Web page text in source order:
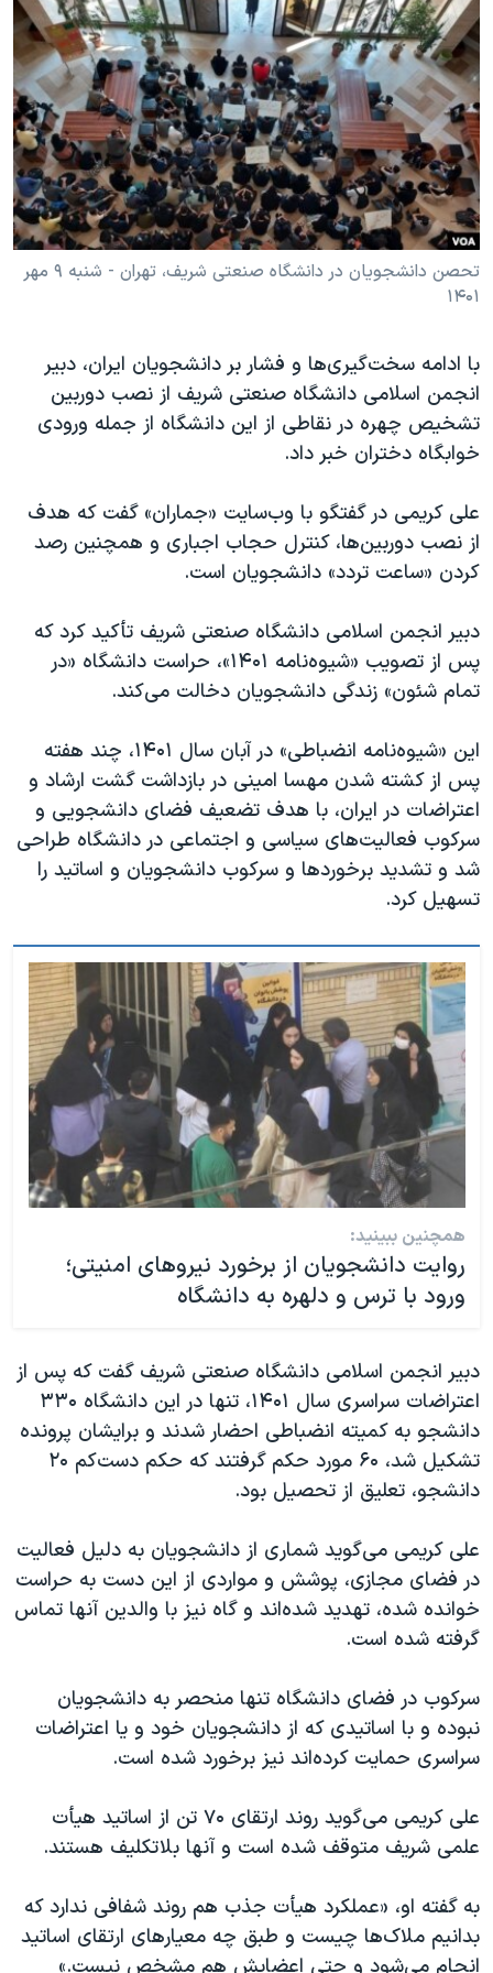
فرهنگ و زندگی
حقوق شهروندی
اقتصادی
علم و فناوری
اسرائیل در جنگ
گالری عکس
مستندها
انتخابات ریاست جمهوری آمریکا ۲۰۲۴
حمله جمهوری اسلامی به اسرائیل
رمز مهسا
ورزش زنان در ایران
اعتراضات زن، زندگی، آزادی
مجموعه مستندهای دادخواهی
تریبونال مردمی آبان ۹۸
چهل سال گروگان‌گیری
قانون شفافیت دارائی کادر رهبری ایران
اعتراضات مردمی آبان ۹۸
نرگس محمدی برنده جایزه نوبل صلح
همایش محافظه‌کاران آمریکا «سی‌پک»
سفر پرزیدنت ترامپ به چین
دنبال کنید
زبانهای مختلف
تحصن دانشجویان در دانشگاه صنعتی شریف، تهران - شنبه ۹ مهر
۱۴۰۱
با ادامه سخت‌گیری‌ها و فشار بر دانشجویان ایران، دبیر
انجمن اسلامی دانشگاه صنعتی شریف از نصب دوربین
تشخیص چهره در نقاطی از این دانشگاه از جمله ورودی
خوابگاه دختران خبر داد.
علی کریمی در گفتگو با وب‌سایت «جماران» گفت که هدف
از نصب دوربین‌ها، کنترل حجاب اجباری و همچنین رصد
کردن «ساعت تردد» دانشجویان است.
دبیر انجمن اسلامی دانشگاه صنعتی شریف تأکید کرد که
پس از تصویب «شیوه‌نامه ۱۴۰۱»، حراست دانشگاه «در
تمام شئون» زندگی دانشجویان دخالت می‌کند.
این «شیوه‌نامه انضباطی» در آبان سال ۱۴۰۱، چند هفته
پس از کشته شدن مهسا امینی در بازداشت گشت ارشاد و
اعتراضات در ایران، با هدف تضعیف فضای دانشجویی و
سرکوب فعالیت‌های سیاسی و اجتماعی در دانشگاه طراحی
شد و تشدید برخوردها و سرکوب دانشجویان و اساتید را
تسهیل کرد.
همچنین ببینید:
روایت دانشجویان از برخورد نیروهای امنیتی؛
ورود با ترس و دلهره به دانشگاه
دبیر انجمن اسلامی دانشگاه صنعتی شریف گفت که پس از
اعتراضات سراسری سال ۱۴۰۱، تنها در این دانشگاه ۳۳۰
دانشجو به کمیته انضباطی احضار شدند و برایشان پرونده
تشکیل شد، ۶۰ مورد حکم گرفتند که حکم دست‌کم ۲۰
دانشجو، تعلیق از تحصیل بود.
علی کریمی می‌گوید شماری از دانشجویان به دلیل فعالیت
در فضای مجازی، پوشش و مواردی از این دست به حراست
خوانده شده، تهدید شده‌اند و گاه نیز با والدین آنها تماس
گرفته شده است.
سرکوب در فضای دانشگاه تنها منحصر به دانشجویان
نبوده و با اساتیدی که از دانشجویان خود و یا اعتراضات
سراسری حمایت کرده‌اند نیز برخورد شده است.
علی کریمی‌ می‌گوید روند ارتقای ۷۰ تن از اساتید هیأت
علمی شریف متوقف شده است و آنها بلاتکلیف هستند.
به گفته او، «عملکرد هیأت جذب هم روند شفافی ندارد که
بدانیم ملاک‌ها چیست و طبق چه معیارهای ارتقای اساتید
انجام می‌شود و حتی اعضایش هم مشخص نیست.»